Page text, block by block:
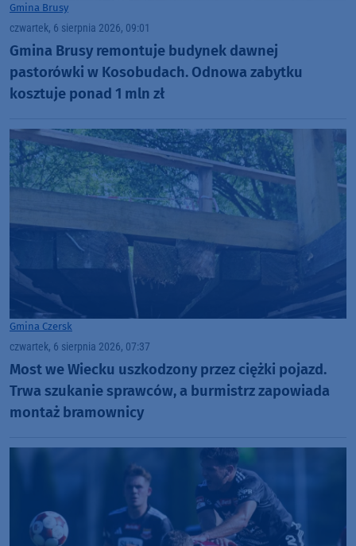
Gmina Brusy
czwartek, 6 sierpnia 2026, 09:01
Gmina Brusy remontuje budynek dawnej
pastorówki w Kosobudach. Odnowa zabytku
kosztuje ponad 1 mln zł
Gmina Czersk
czwartek, 6 sierpnia 2026, 07:37
Most we Wiecku uszkodzony przez ciężki pojazd.
Trwa szukanie sprawców, a burmistrz zapowiada
montaż bramownicy